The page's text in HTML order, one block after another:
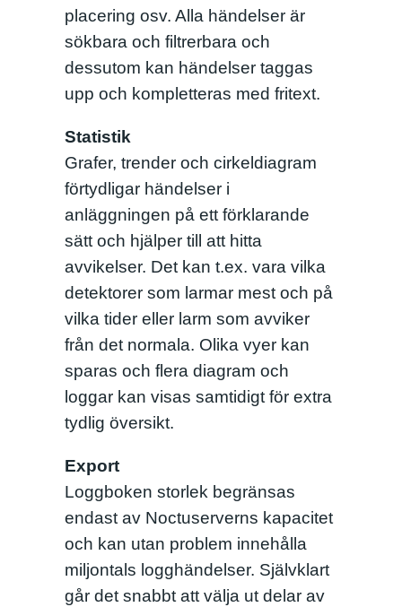
placering osv. Alla händelser är
sökbara och filtrerbara och
dessutom kan händelser taggas
upp och kompletteras med fritext.
Statistik
Grafer, trender och cirkeldiagram
förtydligar händelser i
anläggningen på ett förklarande
sätt och hjälper till att hitta
avvikelser. Det kan t.ex. vara vilka
detektorer som larmar mest och på
vilka tider eller larm som avviker
från det normala. Olika vyer kan
sparas och flera diagram och
loggar kan visas samtidigt för extra
tydlig översikt.
Export
Loggboken storlek begränsas
endast av Noctuserverns kapacitet
och kan utan problem innehålla
miljontals logghändelser. Självklart
går det snabbt att välja ut delar av